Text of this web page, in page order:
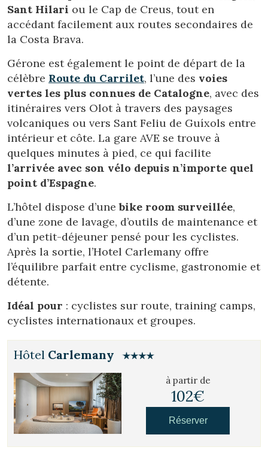
Sant Hilari ou le Cap de Creus, tout en
accédant facilement aux routes secondaires de
la Costa Brava.
Gérone est également le point de départ de la
célèbre Route du Carrilet, l’une des voies
vertes les plus connues de Catalogne, avec des
itinéraires vers Olot à travers des paysages
volcaniques ou vers Sant Feliu de Guíxols entre
intérieur et côte. La gare AVE se trouve à
quelques minutes à pied, ce qui facilite
l’arrivée avec son vélo depuis n’importe quel
point d’Espagne.
L’hôtel dispose d’unebike room surveillée,
d’une zone de lavage, d’outils de maintenance et
d’un petit-déjeuner pensé pour les cyclistes.
Après la sortie, l’Hotel Carlemany offre
l’équilibre parfait entre cyclisme, gastronomie et
détente.
Idéal pour : cyclistes sur route, training camps,
cyclistes internationaux et groupes.
Hôtel Carlemany
à partir de
102€
Réserver